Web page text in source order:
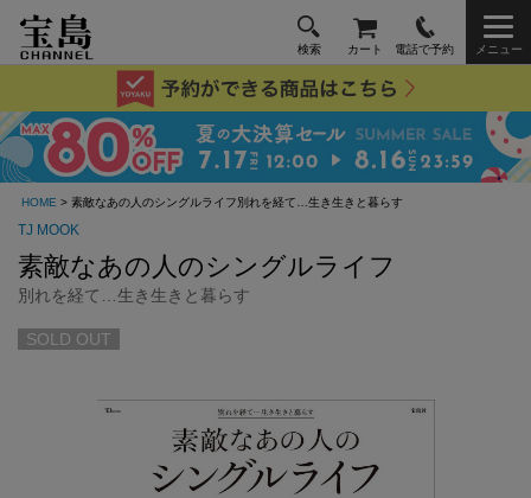
検索 カート 電話で予約 メニュー
HOME > 素敵なあの人のシングルライフ別れを経て…生き生きと暮らす
TJ MOOK
素敵なあの人のシングルライフ
別れを経て…生き生きと暮らす
SOLD OUT